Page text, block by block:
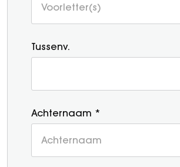
Tussenv.
Achternaam *